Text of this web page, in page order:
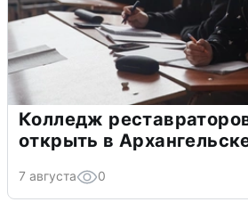
Колледж
открыть в
7 августа 0